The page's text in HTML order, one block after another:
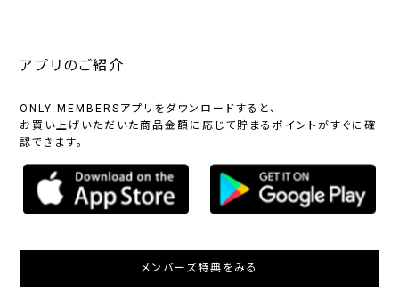
アプリのご紹介
ONLY MEMBERSアプリをダウンロードすると、
お買い上げいただいた商品金額に応じて貯まるポイントがすぐに確
認できます。
メンバーズ特典をみる